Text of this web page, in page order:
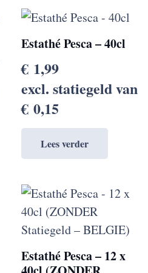
Estathé Pesca – 40cl
€ 1,99
excl. statiegeld van
€ 0,15
Lees verder
Estathé Pesca – 12 x